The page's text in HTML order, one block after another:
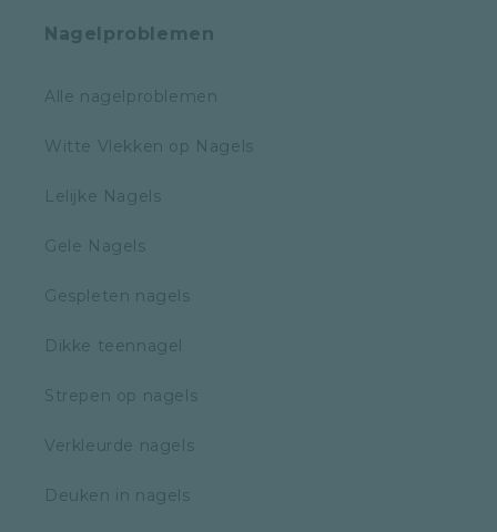
Nagelproblemen
Alle nagelproblemen
Witte Vlekken op Nagels
Lelijke Nagels
Gele Nagels
Gespleten nagels
Dikke teennagel
Strepen op nagels
Verkleurde nagels
Deuken in nagels